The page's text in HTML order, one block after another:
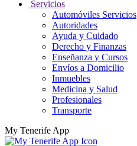
Servicios
Automóviles Servicios
Autoridades
Ayuda y Cuidado
Derecho y Finanzas
Enseñanza y Cursos
Envíos a Domicilio
Inmuebles
Medicina y Salud
Profesionales
Transporte
My Tenerife App